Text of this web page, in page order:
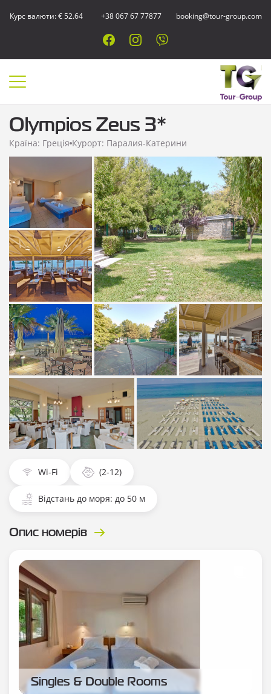
Курс валюти: € 52.64 +38 067 67 77877 booking@tour-group.com
Olympios Zeus 3*
Країна: Греція Курорт: Паралия-Катерини
Показати всі фотографії
Показати всі
фотографії
Показати всі
фотографії
Показати всі
фотографії
Показати всі
фотографії
Показати всі
фотографії
Wi-Fi (2-12)
Відстань до моря: до 50 м
Опис номерів
Singles & Double Rooms